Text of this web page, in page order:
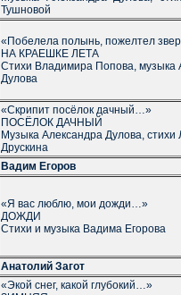
Тушновой
«Побелела полынь, пожелтел
НА КРАЕШКЕ ЛЕТА
Стихи Владимира Попова, музыка
Дулова
«Скрипит посёлок дачный…»
ПОСЁЛОК ДАЧНЫЙ
Музыка Александра Дулова, стихи
Друскина
Вадим Егоров
«Я вас люблю, мои дожди…»
ДОЖДИ
Стихи и музыка Вадима Егорова
Анатолий Загот
«Экой снег, какой глубокий…»